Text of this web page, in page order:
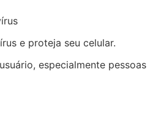
e proteja seu celular.
especialmente pessoas